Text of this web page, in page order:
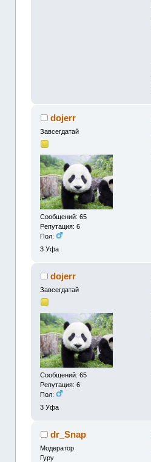
dojerr
Завсегдатай
Сообщений: 65
Репутация: 6
Пол:
3 Уфа
dojerr
Завсегдатай
Сообщений: 65
Репутация: 6
Пол:
3 Уфа
dr_Snap
Модератор
Гуру